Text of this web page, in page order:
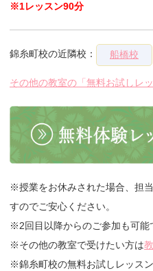
※1レッスン90分
錦糸町校の近隣校： 船橋校
その他の教室の「無料お試しレ
※授業をお休みされた場合、担
すのでご安心ください。
※2回目以降からのご参加も可能
※その他の教室で受けたい方は
※錦糸町校の無料お試しレッス